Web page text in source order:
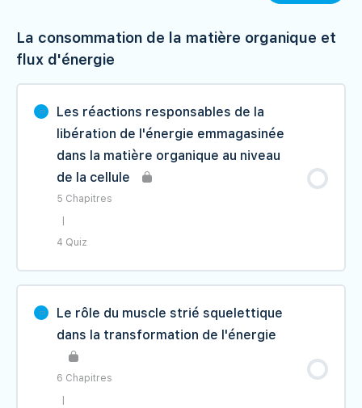
La consommation de la matière organique et
flux d'énergie
Les réactions responsables de la
libération de l'énergie emmagasinée
dans la matière organique au niveau
de la cellule
5 Chapitres
|
4 Quiz
Le rôle du muscle strié squelettique
dans la transformation de l'énergie
6 Chapitres
|